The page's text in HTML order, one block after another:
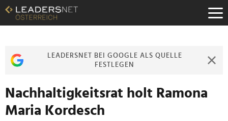
Zum
Inhalt
Zur
Zur
LEADERSNET BEI GOOGLE ALS QUELLE
FESTLEGEN
Nachhaltigkeitsrat holt Ramona
Maria Kordesch